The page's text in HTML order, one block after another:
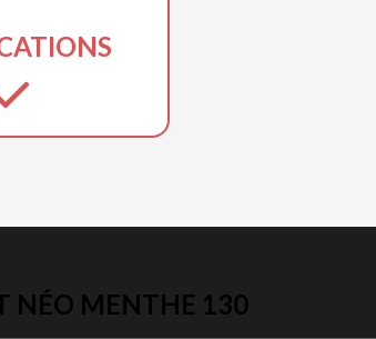
NÉO MENTHE 130